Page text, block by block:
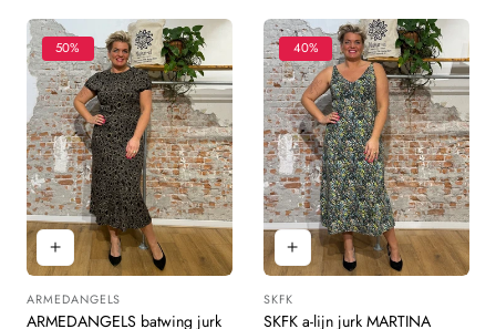
50%
Leverancier:
ARMEDANGELS
ARMEDANGELS batwing jurk
40%
Leverancier:
SKFK
SKFK a-lijn jurk MARTINA